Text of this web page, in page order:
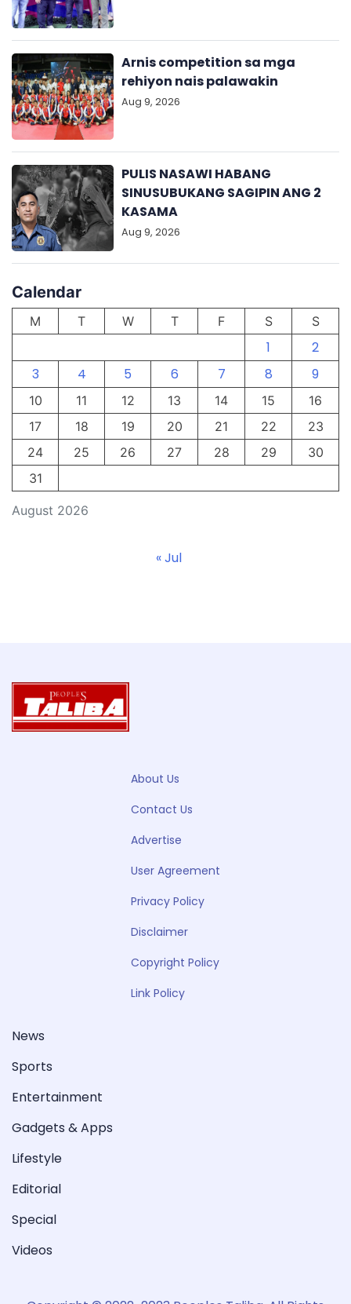
Arnis competition sa mga
rehiyon nais palawakin
Aug 9, 2026
PULIS NASAWI HABANG
SINUSUBUKANG SAGIPIN ANG 2
KASAMA
Aug 9, 2026
Calendar
August 2026
M T W T F S S
1
2
3
4 5 6 7 8 9
10 11 12 13 14 15
16
17
18 19 20 21 22
23
24
25 26 27 28 29
30
31
« Jul
About Us
Contact Us
Advertise
User Agreement
Privacy Policy
Disclaimer
Copyright Policy
Link Policy
News
Sports
Entertainment
Gadgets & Apps
Lifestyle
Editorial
Special
Videos